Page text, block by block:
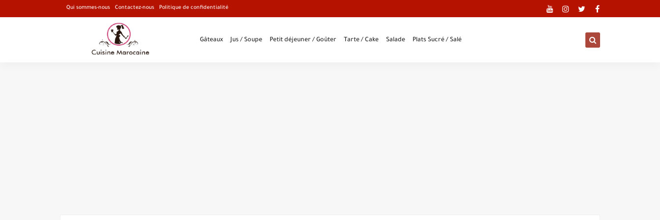
Qui sommes-nous Contactez-nous Politique de confidentialité
Gâteaux Jus / Soupe Petit déjeuner / Goûter Tarte / Cake Salade Plats Sucré / Salé